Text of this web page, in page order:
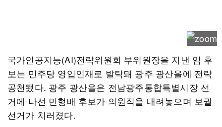
국가인공지능(AI)전략위원회 부위원장을 지낸 임 후
보는 민주당 영입인재로 발탁돼 광주 광산을에 전략
공천됐다. 광주 광산을은 전남광주통합특별시장 선
거에 나선 민형배 후보가 의원직을 내려놓으며 보궐
선거가 치러졌다.